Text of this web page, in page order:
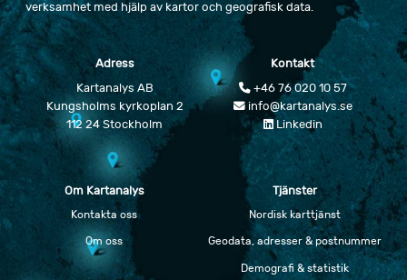
verksamhet med hjälp av kartor och geografisk data.
Adress
Kartanalys AB
Kungsholms kyrkoplan 2
112 24 Stockholm
Kontakt
+46 76 020 10 57
info@kartanalys.se
Linkedin
Om Kartanalys
Kontakta oss
Om oss
Tjänster
Nordisk karttjänst
Geodata, adresser & postnummer
Demografi & statistik